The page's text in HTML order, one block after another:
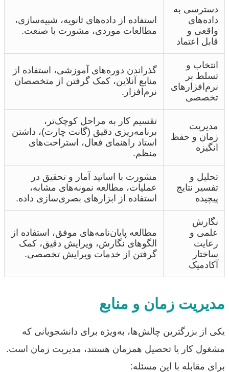
دسترسی به
داده‌های
واقعی و
قابل اعتماد
استفاده از داده‌های ثانویه، شبیه‌سازی،
مطالعات موردی، مشورت با صنعت.
انتخاب و
تسلط بر
نرم‌افزارهای
تخصصی
گذراندن دوره‌های آموزشی، استفاده از
منابع آنلاین، کمک گرفتن از متخصصان
نرم‌افزار.
مدیریت
زمان و حفظ
انگیزه
تقسیم کار به مراحل کوچک‌تر،
برنامه‌ریزی دقیق (گانت چارت)، داشتن
استاد راهنمای فعال، استراحت‌های
منظم.
تحلیل و
تفسیر نتایج
پیچیده
مشورت با اساتید آمار و تحقیق در
عملیات، مطالعه نمونه‌های مشابه،
استفاده از ابزارهای بصری‌سازی داده.
نگارش
علمی و
رعایت
ساختار
آکادمیک
مطالعه پایان‌نامه‌های موفق، استفاده از
الگوهای نگارش، ویرایش دقیق، کمک
گرفتن از خدمات ویرایش تخصصی.
مدیریت زمان و منابع
یکی از بزرگترین چالش‌ها، به‌ویژه برای دانشجویانی که
مشغول کار یا تحصیل همزمان هستند، مدیریت زمان است.
برای مقابله با این مسئله: